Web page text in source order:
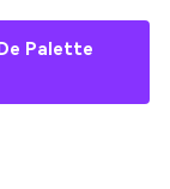
Palette